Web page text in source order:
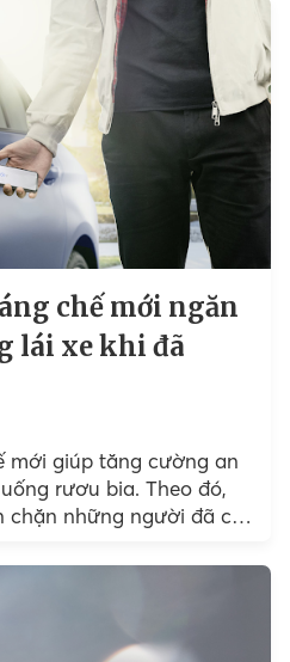
chế mới ngăn
lái xe khi đã
mới giúp tăng cường an
rươu bia. Theo đó,
chặn những người đã có